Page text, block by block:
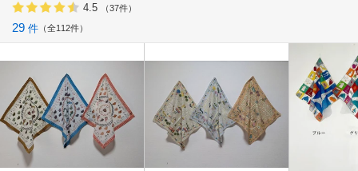
4.5 （37件）
29 件 全112件